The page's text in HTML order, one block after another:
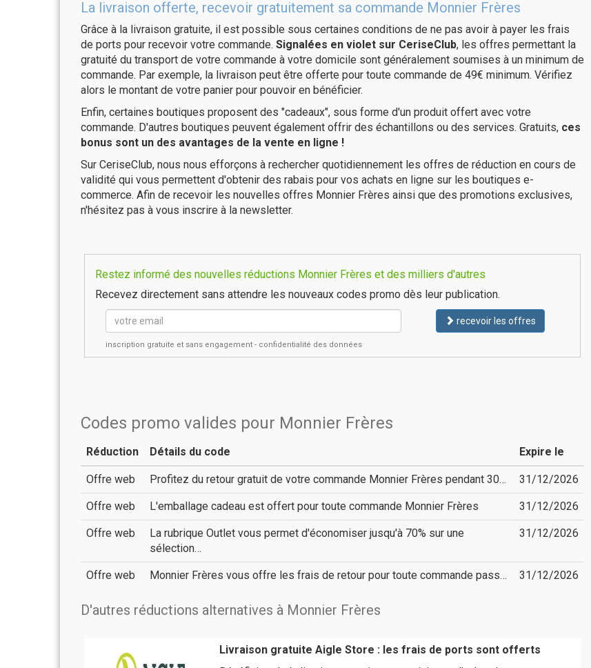
La livraison offerte, recevoir gratuitement sa commande Monnier Frères
Grâce à la livraison gratuite, il est possible sous certaines conditions de ne pas avoir à payer les frais
de ports pour recevoir votre commande. Signalées en violet sur CeriseClub, les offres permettant la
gratuité du transport de votre commande à votre domicile sont généralement soumises à un minimum de
commande. Par exemple, la livraison peut être offerte pour toute commande de 49€ minimum. Vérifiez
alors le montant de votre panier pour pouvoir en bénéficier.
Enfin, certaines boutiques proposent des "cadeaux", sous forme d'un produit offert avec votre
commande. D'autres boutiques peuvent également offrir des échantillons ou des services. Gratuits, ces
bonus sont un des avantages de la vente en ligne !
Sur CeriseClub, nous nous efforçons à rechercher quotidiennement les offres de réduction en cours de
validité qui vous permettent d'obtenir des rabais pour vos achats en ligne sur les boutiques e-
commerce. Afin de recevoir les nouvelles offres Monnier Frères ainsi que des promotions exclusives,
n'hésitez pas à vous inscrire à la newsletter.
Restez informé des nouvelles réductions Monnier Frères et des milliers d'autres
Recevez directement sans attendre les nouveaux codes promo dès leur publication.
recevoir les offres
inscription gratuite et sans engagement - confidentialité des données
Codes promo valides pour Monnier Frères
Réduction Détails du code Expire le
Offre web Profitez du retour gratuit de votre commande Monnier Frères pendant 30… 31/12/2026
Offre web L'emballage cadeau est offert pour toute commande Monnier Frères 31/12/2026
Offre web
La rubrique Outlet vous permet d'économiser jusqu'à 70% sur une
sélection…
31/12/2026
Offre web Monnier Frères vous offre les frais de retour pour toute commande pass… 31/12/2026
D'autres réductions alternatives à Monnier Frères
Livraison gratuite Aigle Store : les frais de ports sont offerts